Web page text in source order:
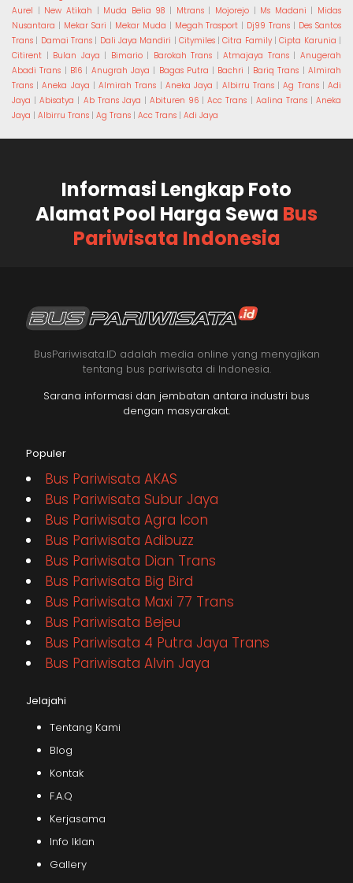
Aurel | New Atikah | Muda Belia 98 | Mtrans| Mojorejo| Ms Madani | Midas
Nusantara | Mekar Sari | Mekar Muda | Megah Trasport | Dj99 Trans | Des Santos
Trans | Damai Trans| Dali Jaya Mandiri | Citymiles|Citra Family|Cipta Karunia |
Citirent | Bulan Jaya | Bimario| Barokah Trans |Atmajaya Trans|Anugerah
Abadi Trans | B16| Anugrah Jaya | Bagas Putra | Bachri | Bariq Trans | Almirah
Trans |Aneka Jaya |Almirah Trans | Aneka Jaya | Albirru Trans|Ag Trans|Adi
Jaya |Abisatya | Ab Trans Jaya | Abituren 96 |Acc Trans | Aalina Trans|Aneka
Jaya | Albirru Trans | Ag Trans | Acc Trans | Adi Jaya
Informasi Lengkap Foto
Alamat Pool Harga Sewa Bus
Pariwisata Indonesia
BusPariwisata.ID adalah media online yang menyajikan
tentang bus pariwisata di Indonesia.
Sarana informasi dan jembatan antara industri bus
dengan masyarakat.
Populer
Bus Pariwisata AKAS
Bus Pariwisata Subur Jaya
Bus Pariwisata Agra Icon
Bus Pariwisata Adibuzz
Bus Pariwisata Dian Trans
Bus Pariwisata Big Bird
Bus Pariwisata Maxi 77 Trans
Bus Pariwisata Bejeu
Bus Pariwisata 4 Putra Jaya Trans
Bus Pariwisata Alvin Jaya
Jelajahi
Tentang Kami
Blog
Kontak
F.A.Q
Kerjasama
Info Iklan
Gallery